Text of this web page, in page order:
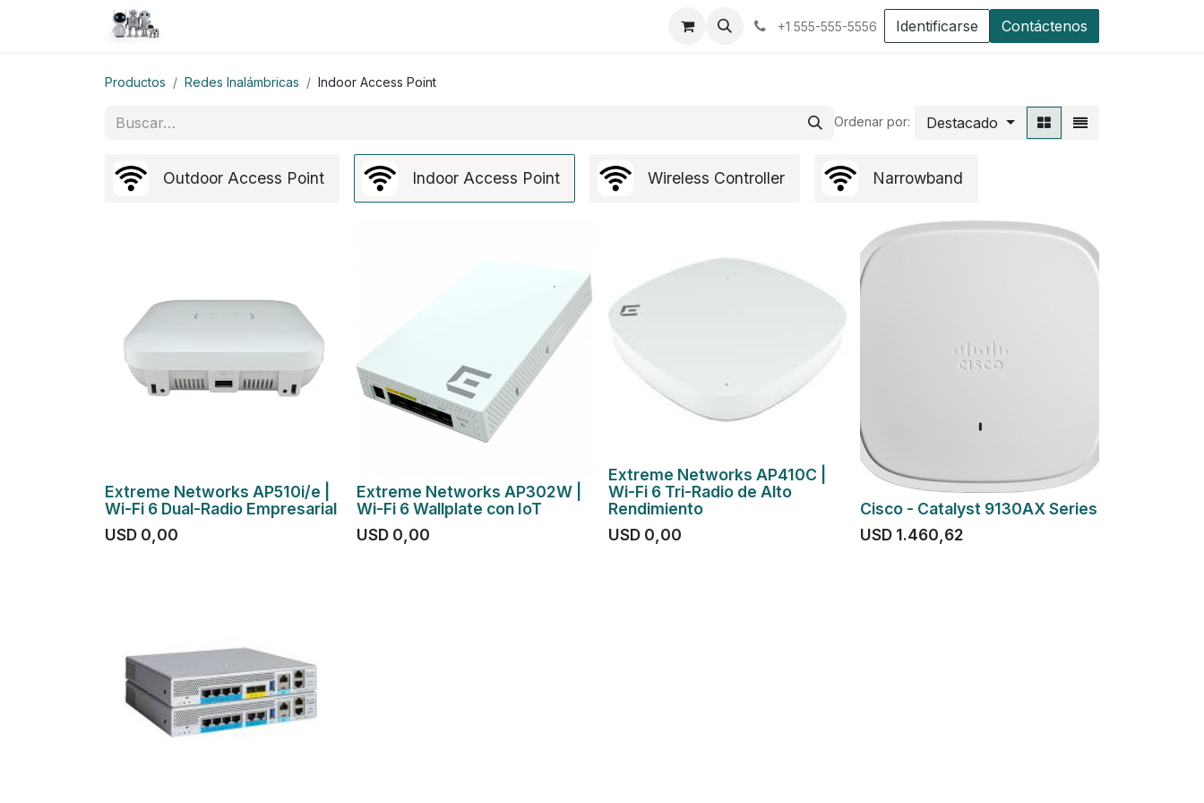
Planilla +1 555-555-5556 Identificarse Contáctenos
Productos Redes Inalámbricas Indoor Access Point
Ordenar por: Destacado
Outdoor Access Point Indoor Access Point Wireless Controller Narrowband
Extreme Networks AP510i/e |
Wi-Fi 6 Dual-Radio Empresarial
USD 0,00
Extreme Networks AP302W |
Wi-Fi 6 Wallplate con IoT
USD 0,00
Extreme Networks AP410C |
Wi-Fi 6 Tri-Radio de Alto
Rendimiento
USD 0,00
Cisco - Catalyst 9130AX Series
USD 1.460,62